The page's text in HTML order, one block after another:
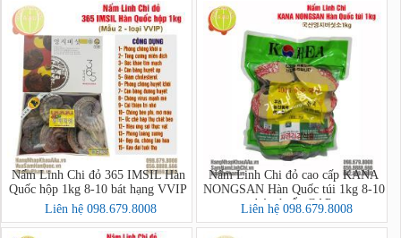
Nấm Linh Chi đỏ 365 IMSIL Hàn
Quốc hộp 1kg 8-10 bát hạng VVIP
Liên hệ 098.679.8008
Nấm Linh Chi đỏ cao cấp KANA
NONGSAN Hàn Quốc túi 1kg 8-10
bát chuẩn GAP
Liên hệ 098.679.8008